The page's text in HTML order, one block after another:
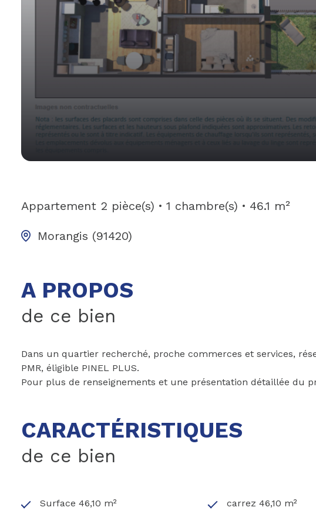
Appartement 2 pièce(s) 1 chambre(s) 46.1 m²
Morangis (91420)
A PROPOS
de ce bien
Dans un quartier recherché, proche commerces et services,
PMR, éligible PINEL PLUS.
Pour plus de renseignements et une présentation détaillée du
CARACTÉRISTIQUES
de ce bien
Surface 46,10 m² carrez 46,10 m²